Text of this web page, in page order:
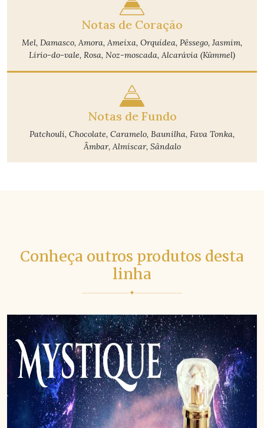
Notas de Coração
Mel, Damasco, Amora, Ameixa, Orquídea, Pêssego, Jasmim,
Lírio-do-vale, Rosa, Noz-moscada, Alcarávia (Kümmel)
Notas de Fundo
Patchouli, Chocolate, Caramelo, Baunilha, Fava Tonka,
Âmbar, Almíscar, Sândalo
Conheça outros produtos desta
linha
✦